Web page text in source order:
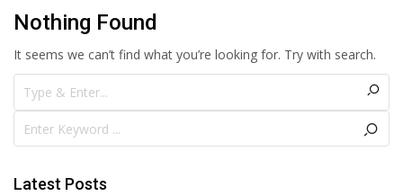
Nothing Found
It seems we can’t find what you’re looking for. Try with search.
Latest Posts